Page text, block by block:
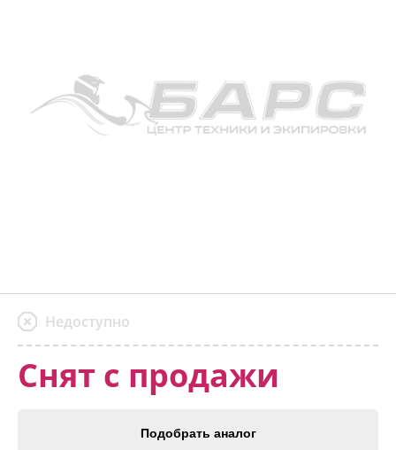
Недоступно
Снят с продажи
Подобрать аналог